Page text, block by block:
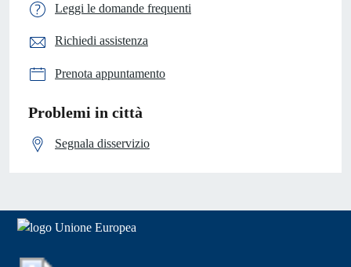
Leggi le domande frequenti
Richiedi assistenza
Prenota appuntamento
Problemi in città
Segnala disservizio